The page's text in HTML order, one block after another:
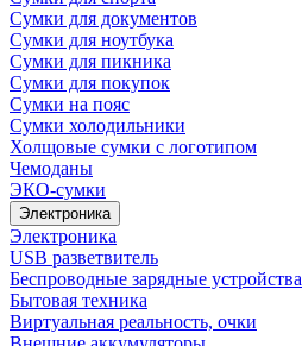
Сумки для документов
Сумки для ноутбука
Сумки для пикника
Сумки для покупок
Сумки на пояс
Сумки холодильники
Холщовые сумки с логотипом
Чемоданы
ЭКО-сумки
Электроника
Электроника
USB разветвитель
Беспроводные зарядные устройства
Бытовая техника
Виртуальная реальность, очки